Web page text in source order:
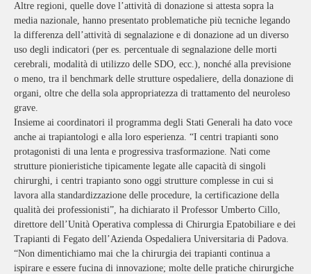
Altre regioni, quelle dove l’attività di donazione si attesta sopra la
media nazionale, hanno presentato problematiche più tecniche legando
la differenza dell’attività di segnalazione e di donazione ad un diverso
uso degli indicatori (per es. percentuale di segnalazione delle morti
cerebrali, modalità di utilizzo delle SDO, ecc.), nonché alla previsione
o meno, tra il benchmark delle strutture ospedaliere, della donazione di
organi, oltre che della sola appropriatezza di trattamento del neuroleso
grave.
Insieme ai coordinatori il programma degli Stati Generali ha dato voce
anche ai trapiantologi e alla loro esperienza. “I centri trapianti sono
protagonisti di una lenta e progressiva trasformazione. Nati come
strutture pionieristiche tipicamente legate alle capacità di singoli
chirurghi, i centri trapianto sono oggi strutture complesse in cui si
lavora alla standardizzazione delle procedure, la certificazione della
qualità dei professionisti”, ha dichiarato il Professor Umberto Cillo,
direttore dell’Unità Operativa complessa di Chirurgia Epatobiliare e dei
Trapianti di Fegato dell’Azienda Ospedaliera Universitaria di Padova.
“Non dimentichiamo mai che la chirurgia dei trapianti continua a
ispirare e essere fucina di innovazione; molte delle pratiche chirurgiche